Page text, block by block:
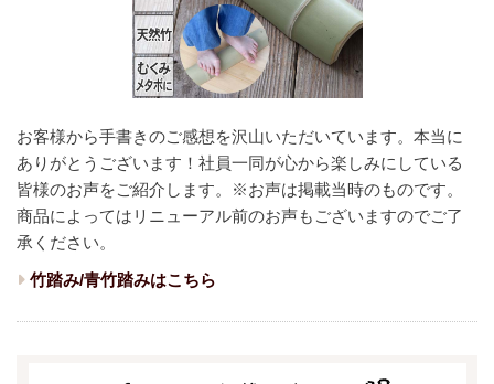
お客様から手書きのご感想を沢山いただいています。本当に
ありがとうございます！ 社員一同が心から楽しみにしている
皆様のお声をご紹介します。
※お声は掲載当時のものです。
商品によってはリニューアル前のお声もございますのでご了
承ください。
竹踏み/青竹踏みはこちら